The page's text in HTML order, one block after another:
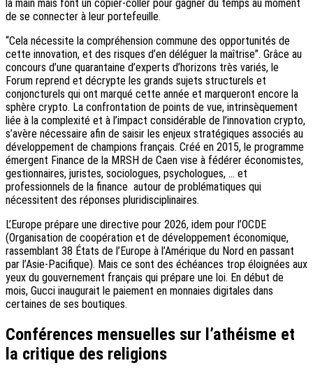
la main mais font un copier-coller pour gagner du temps au moment
de se connecter à leur portefeuille.
“Cela nécessite la compréhension commune des opportunités de
cette innovation, et des risques d’en déléguer la maîtrise”. Grâce au
concours d’une quarantaine d’experts d’horizons très variés, le
Forum reprend et décrypte les grands sujets structurels et
conjoncturels qui ont marqué cette année et marqueront encore la
sphère crypto. La confrontation de points de vue, intrinsèquement
liée à la complexité et à l’impact considérable de l’innovation crypto,
s’avère nécessaire afin de saisir les enjeux stratégiques associés au
développement de champions français. Créé en 2015, le programme
émergent Finance de la MRSH de Caen vise à fédérer économistes,
gestionnaires, juristes, sociologues, psychologues, … et
professionnels de la finance autour de problématiques qui
nécessitent des réponses pluridisciplinaires.
L’Europe prépare une directive pour 2026, idem pour l’OCDE
(Organisation de coopération et de développement économique,
rassemblant 38 États de l’Europe à l’Amérique du Nord en passant
par l’Asie-Pacifique). Mais ce sont des échéances trop éloignées aux
yeux du gouvernement français qui prépare une loi. En début de
mois, Gucci inaugurait le paiement en monnaies digitales dans
certaines de ses boutiques.
Conférences mensuelles sur l’athéisme et
la critique des religions